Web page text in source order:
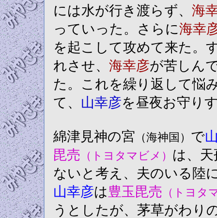
には水が行き渡らず、 海
っていった。さらに海幸
を起こして攻めて来た。
れさせ、 海幸彦が苦しん
た。これを繰り返して悩
て、 山幸彦を昼夜お守り
綿津見神の宮 （海神国） で
毘売 （トヨタマビメ） は、
ないと考え、夫のいる陸
山幸彦は豊玉毘売 （トヨタ
うとしたが、茅草がわり